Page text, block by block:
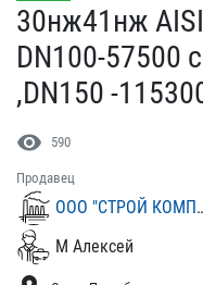
30нж41нж
DN100-57500
,DN150 ​-
visibility 590
Продавец
ООО
М Алексей